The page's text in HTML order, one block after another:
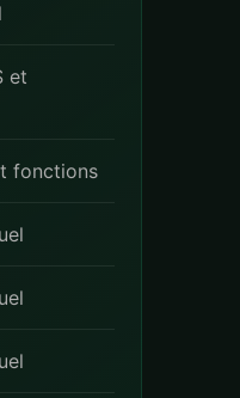
et
fonctions